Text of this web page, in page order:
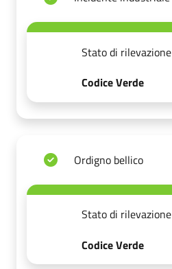
Stato di rilevazione
Codice Verde
Ordigno bellico
Stato di rilevazione
Codice Verde